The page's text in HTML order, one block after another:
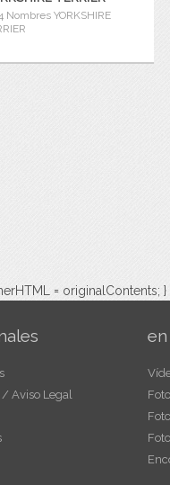
Nombres YORKSHIRE
= originalContents; }
/ Aviso Legal